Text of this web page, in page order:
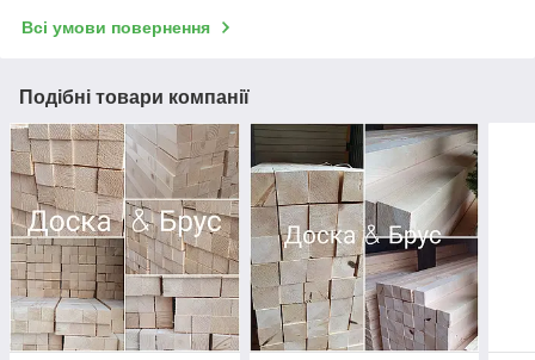
Всі умови повернення
Подібні товари компанії